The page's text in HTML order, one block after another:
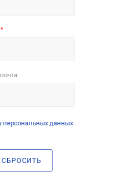
*
персональных данных
СБРОСИТЬ